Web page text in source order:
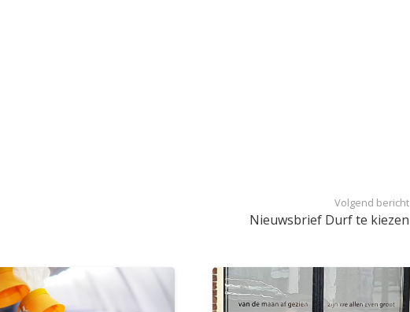
Volgend bericht
Nieuwsbrief Durf te kiezen